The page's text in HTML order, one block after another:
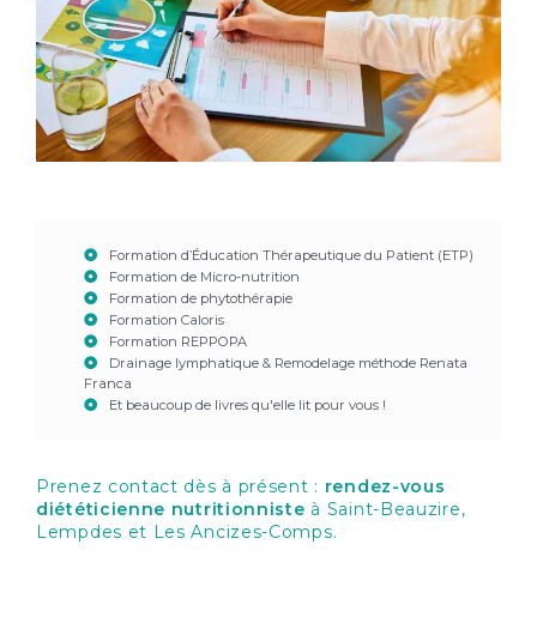
Formation d’Éducation Thérapeutique du Patient (ETP)
Formation de Micro-nutrition
Formation de phytothérapie
Formation Caloris
Formation REPPOPA
Drainage lymphatique & Remodelage méthode Renata
Franca
Et beaucoup de livres qu'elle lit pour vous !
Prenez contact dès à présent : rendez-vous
diététicienne nutritionniste à Saint-Beauzire,
Lempdes et Les Ancizes-Comps.